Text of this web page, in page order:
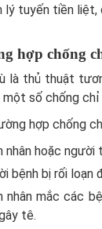
lý tuyến tiền liệt,
hợp chống
là thủ thuật
một số chống chỉ
hợp chống
nhân hoặc
bệnh bị rối loạn
nhân mắc các
tê.